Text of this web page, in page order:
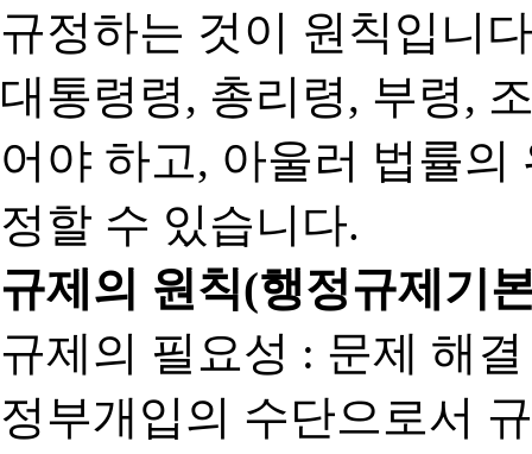
규정하는 것이 원칙입니
대통령령, 총리령, 부령,
어야 하고, 아울러 법률
정할 수 있습니다.
규제의 원칙(행정규제기
규제의 필요성 : 문제 해
정부개입의 수단으로서